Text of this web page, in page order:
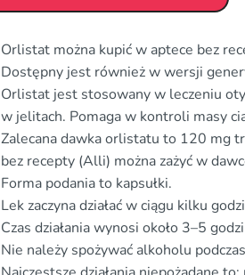
Orlistat można kupić w aptece bez
Dostępny jest również w wersji
Orlistat jest stosowany w leczeniu
w jelitach. Pomaga w kontroli masy
Zalecana dawka orlistatu to 120 mg
bez recepty (Alli) można zażyć w
Forma podania to kapsułki.
Lek zaczyna działać w ciągu kilku
Czas działania wynosi około 3–5
Nie należy spożywać alkoholu